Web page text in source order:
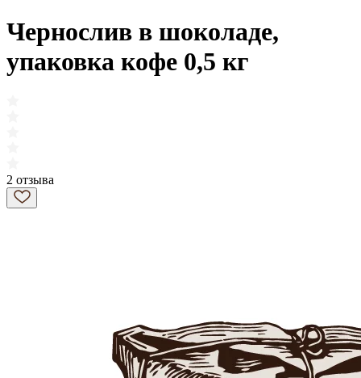
Чернослив в шоколаде,
упаковка кофе 0,5 кг
2 отзыва